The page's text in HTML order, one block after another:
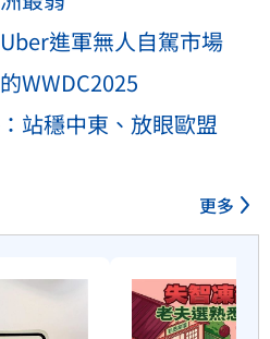
進軍無人自駕市場
WWDC2025
站穩中東、放眼歐盟
更多